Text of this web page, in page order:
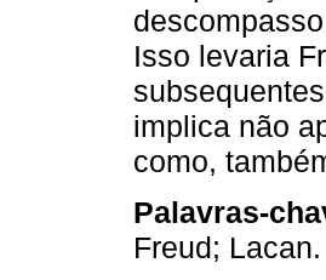
Isso levaria
implica não
como,
Palavras-
Freud; Lacan.